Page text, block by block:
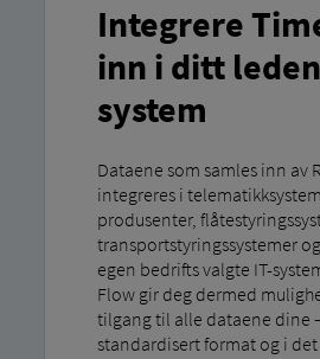
Integrere
inn i ditt
system
Dataene som samles inn av
integreres i
produsenter,
transportstyringssystemer
egen bedrifts valgte IT-
Flow gir deg dermed
tilgang til alle dataene dine
standardisert format og i det